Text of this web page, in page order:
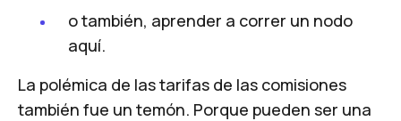
o también, aprender a correr un nodo
aquí.
La polémica de las tarifas de las comisiones
también fue un temón. Porque pueden ser una